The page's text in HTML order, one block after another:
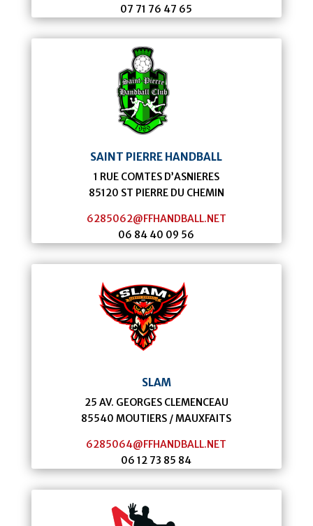
07 71 76 47 65
SAINT PIERRE HANDBALL
1 RUE COMTES D’ASNIERES
85120 ST PIERRE DU CHEMIN
6285062@FFHANDBALL.NET
06 84 40 09 56
SLAM
25 AV. GEORGES CLEMENCEAU
85540 MOUTIERS / MAUXFAITS
6285064@FFHANDBALL.NET
06 12 73 85 84